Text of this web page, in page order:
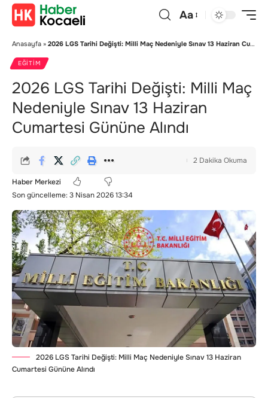
Aa
Anasayfa » 2026 LGS Tarihi Değişti: Milli Maç Nedeniyle Sınav 13 Haziran Cumartesi Gününe Alındı
EĞITIM
2026 LGS Tarihi Değişti: Milli Maç
Nedeniyle Sınav 13 Haziran
Cumartesi Gününe Alındı
Son güncelleme: 3 Nisan 2026 13:34
Haber Merkezi
2 Dakika Okuma
2026 LGS Tarihi Değişti: Milli Maç Nedeniyle Sınav 13 Haziran
Cumartesi Gününe Alındı